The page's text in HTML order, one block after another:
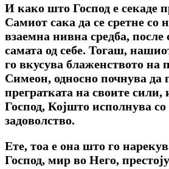
И како што Господ е секаде
Самиот сака да се сретне со
взаемна нивна средба, после
самата од себе. Тогаш,
го вкусува блаженството на
Симеон, односно почнува да
прегратката на своите
Господ, Којшто исполнува со
задоволство.
Ете, тоа е она што го
Господ, мир во Него,